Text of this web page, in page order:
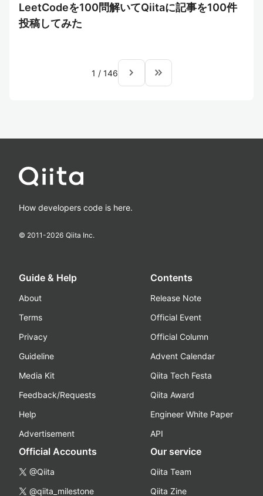
LeetCodeを100問解いてQiitaに記事を100件
投稿してみた
1 / 146 navigate_next keyboard_double_arrow_right
How developers code is here.
© 2011-2026 Qiita Inc.
Guide & Help
About
Terms
Privacy
Guideline
Media Kit
Feedback/Requests
Help
Advertisement
Contents
Release Note
Official Event
Official Column
Advent Calendar
Qiita Tech Festa
Qiita Award
Engineer White Paper
API
Official Accounts
@Qiita
@qiita_milestone
Our service
Qiita Team
Qiita Zine